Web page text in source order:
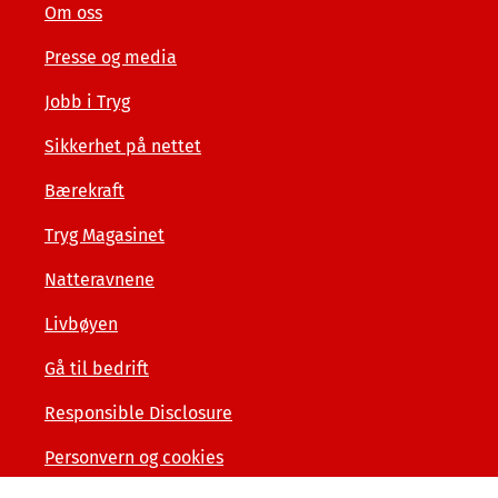
Om oss
Presse og media
Jobb i Tryg
Sikkerhet på nettet
Bærekraft
Tryg Magasinet
Natteravnene
Livbøyen
Gå til bedrift
Responsible Disclosure
Personvern og cookies